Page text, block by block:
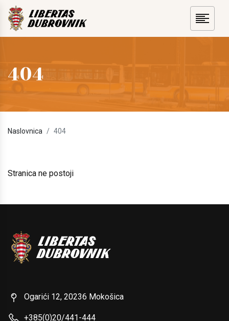
404
Naslovnica 404
Stranica ne postoji
Ogarići 12, 20236 Mokošica
+385(0)20/441-444